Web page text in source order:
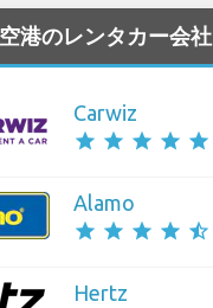
港のレンタカー会社
Carwiz
star star star star star
Alamo
star star star star star_half
Hertz